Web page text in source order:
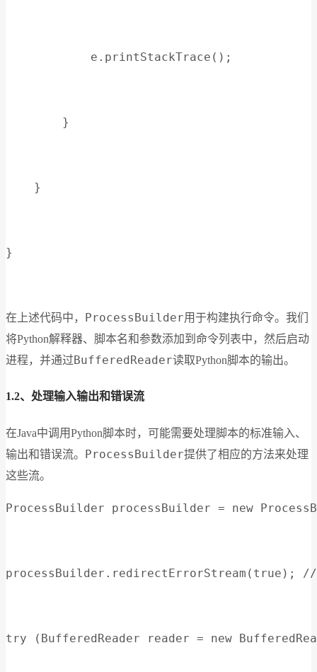
            e.printStackTrace();
        }
    }
}
在上述代码中， ProcessBuilder用于构建执行命令。我们
将Python解释器、脚本名和参数添加到命令列表中，然后启动
进程，并通过BufferedReader读取Python脚本的输出。
1.2、处理输入输出和错误流
在Java中调用Python脚本时，可能需要处理脚本的标准输入、
输出和错误流。 ProcessBuilder提供了相应的方法来处理
这些流。
ProcessBuilder processBuilder = new
processBuilder.redirectErrorStream(true); // 将
try (BufferedReader reader = new